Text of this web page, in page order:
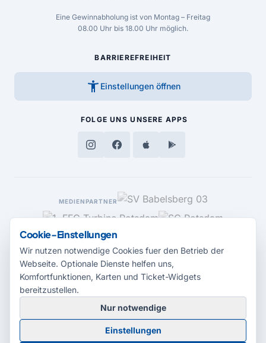
Eine Gewinnabholung ist von Montag – Freitag
08.00 Uhr bis 18.00 Uhr möglich.
BARRIEREFREIHEIT
accessibility_new Einstellungen öffnen
FOLGE UNS UNSERE APPS
MEDIENPARTNER
© 2026 Radio Potsdam. Webseite entwickelt durch dieMedienagentur
Babelsberg
Cookie-Einstellungen
Wir nutzen notwendige Cookies fuer den Betrieb der
Webseite. Optionale Dienste helfen uns,
Komfortfunktionen, Karten und Ticket-Widgets
bereitzustellen.
Nur notwendige
Einstellungen